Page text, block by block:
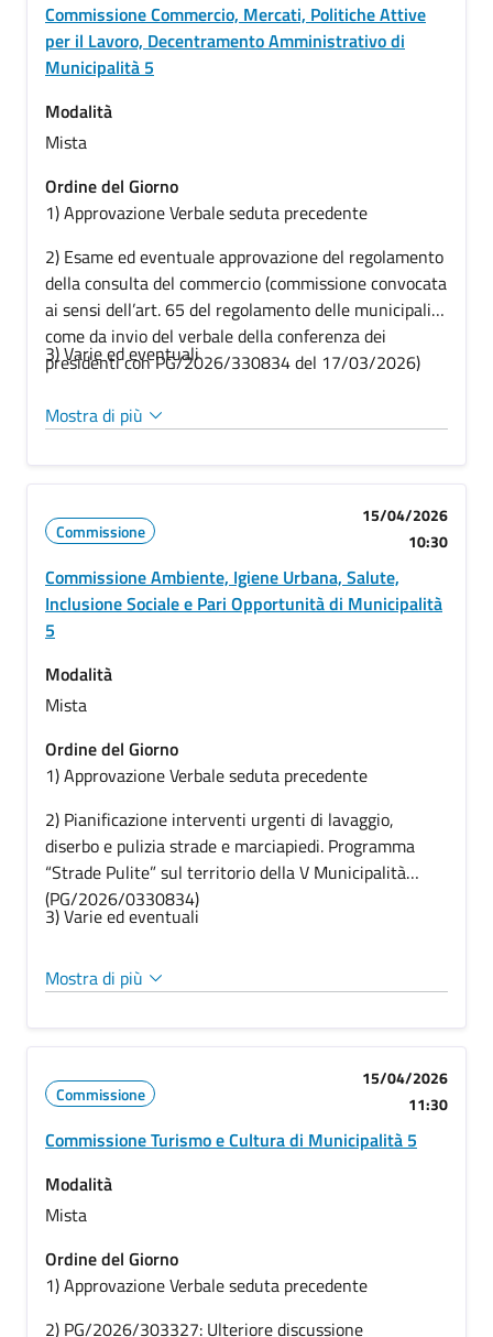
Commissione Commercio, Mercati, Politiche Attive
per il Lavoro, Decentramento Amministrativo di
Municipalità 5
Modalità
Mista
Ordine del Giorno
1) Approvazione Verbale seduta precedente
2) Esame ed eventuale approvazione del regolamento
della consulta del commercio (commissione convocata
ai sensi dell’art. 65 del regolamento delle municipalità
come da invio del verbale della conferenza dei
presidenti con PG/2026/330834 del 17/03/2026)
3) Varie ed eventuali
Mostra di più
Commissione
15/04/2026
10:30
Commissione Ambiente, Igiene Urbana, Salute,
Inclusione Sociale e Pari Opportunità di Municipalità
5
Modalità
Mista
Ordine del Giorno
1) Approvazione Verbale seduta precedente
2) Pianificazione interventi urgenti di lavaggio,
diserbo e pulizia strade e marciapiedi. Programma
“Strade Pulite” sul territorio della V Municipalità
(PG/2026/0330834)
3) Varie ed eventuali
Mostra di più
Commissione
15/04/2026
11:30
Commissione Turismo e Cultura di Municipalità 5
Modalità
Mista
Ordine del Giorno
1) Approvazione Verbale seduta precedente
2) PG/2026/303327: Ulteriore discussione